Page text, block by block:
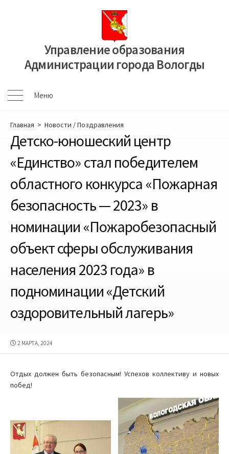
Управление образования
Администрации города Вологды
Меню
Меню
Главная > Новости /Поздравления
Детско-юношеский центр
«Единство» стал победителем
областного конкурса «Пожарная
безопасность — 2023» в
номинации «Пожаробезопасный
объект сферы обслуживания
населения 2023 года» в
подноминации «Детский
оздоровительный лагерь»
ДАТА
2 МАРТА, 2024
Отдых должен быть безопасным! Успехов коллективу и новых
побед!